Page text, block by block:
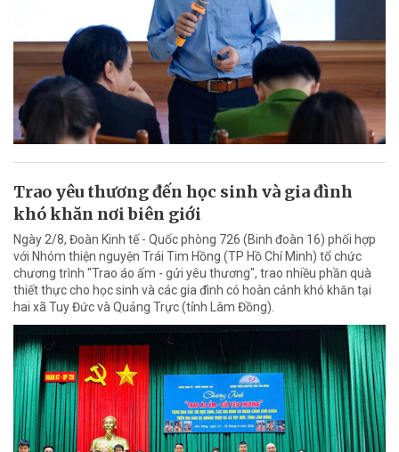
Trao yêu thương đến học sinh và gia đình
khó khăn nơi biên giới
Ngày 2/8, Đoàn Kinh tế - Quốc phòng 726 (Binh đoàn 16) phối hợp
với Nhóm thiện nguyện Trái Tim Hồng (TP Hồ Chí Minh) tổ chức
chương trình "Trao áo ấm - gửi yêu thương", trao nhiều phần quà
thiết thực cho học sinh và các gia đình có hoàn cảnh khó khăn tại
hai xã Tuy Đức và Quảng Trực (tỉnh Lâm Đồng).